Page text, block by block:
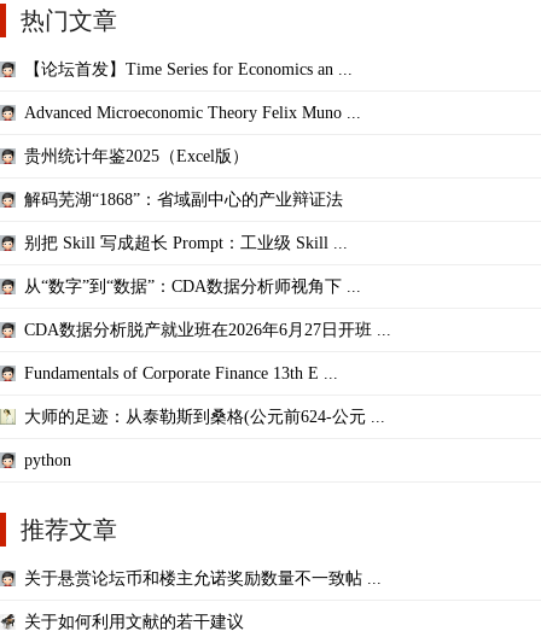
热门文章
【论坛首发】Time Series for Economics an ...
Advanced Microeconomic Theory Felix Muno ...
贵州统计年鉴2025（Excel版）
解码芜湖“1868”：省域副中心的产业辩证法
别把 Skill 写成超长 Prompt：工业级 Skill ...
从“数字”到“数据”：CDA数据分析师视角下 ...
CDA数据分析脱产就业班在2026年6月27日开班 ...
Fundamentals of Corporate Finance 13th E ...
大师的足迹：从泰勒斯到桑格(公元前624-公元 ...
python
推荐文章
关于悬赏论坛币和楼主允诺奖励数量不一致帖 ...
关于如何利用文献的若干建议